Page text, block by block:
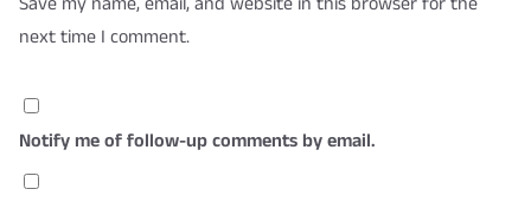
next time I comment.
Notify me of follow-up comments by email.